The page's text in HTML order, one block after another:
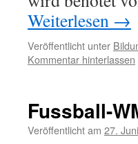
Weiterlesen →
Veröffentlicht unter
Kommentar hinterlassen
Fussball-
Veröffentlicht am 27.